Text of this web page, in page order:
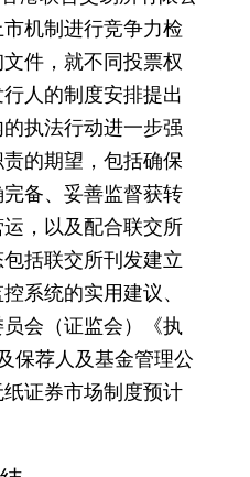
机制进行竞争力检
件，就不同投票权
人的制度安排提出
执法行动进一步强
的期望，包括确保
备、妥善监督获转
，以及配合联交所
括联交所刊发建立
系统的实用建议、
会（证监会）《执
保荐人及基金管理公
证券市场制度预计